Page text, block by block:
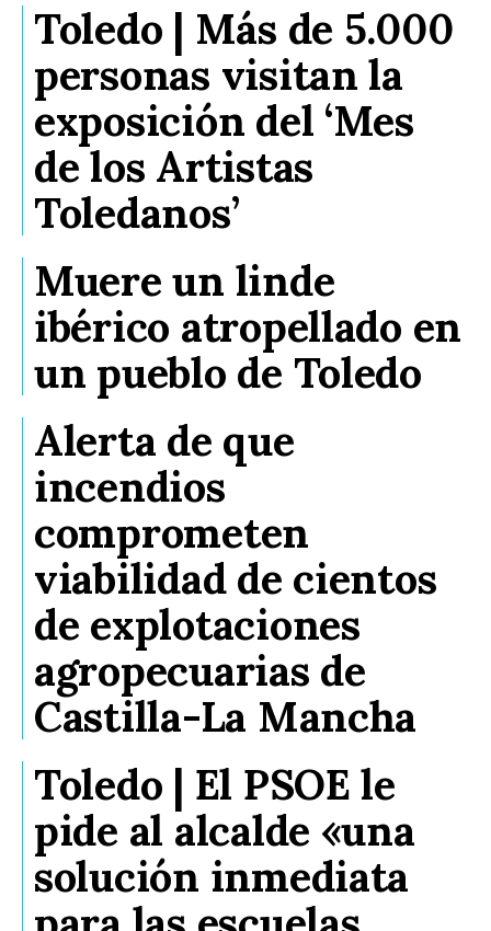
Toledo | Más de 5.000
personas visitan la
exposición del ‘Mes
de los Artistas
Toledanos’
Muere un linde
ibérico atropellado en
un pueblo de Toledo
Alerta de que
incendios
comprometen
viabilidad de cientos
de explotaciones
agropecuarias de
Castilla-La Mancha
Toledo | El PSOE le
pide al alcalde «una
solución inmediata